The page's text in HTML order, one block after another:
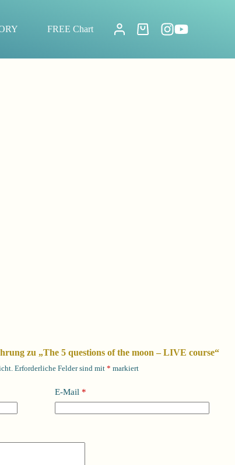
FREE Chart Warenkorb
zu „The 5 questions of the moon – LIVE course“
Erforderliche Felder sind mit * markiert
E-Mail *